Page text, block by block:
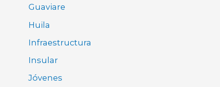
Guaviare
Huila
Infraestructura
Insular
Jóvenes